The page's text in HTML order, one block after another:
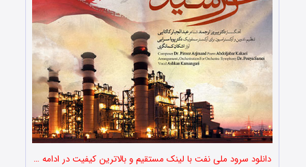
دانلود سرود ملی نفت با لینک مستقیم و بالاترین کیفیت در ادامه …